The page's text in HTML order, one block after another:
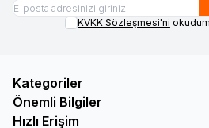
KVKK Sözleşmesi'ni
Kategoriler
Önemli Bilgiler
Hızlı Erişim